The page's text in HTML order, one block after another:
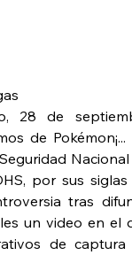
28 de
de Pokémon¡...
por sus
tras
un video en el
de captura